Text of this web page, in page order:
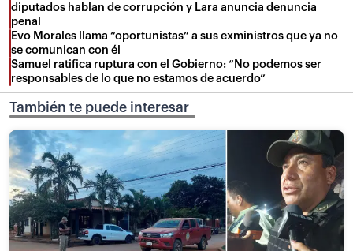
diputados hablan de corrupción y Lara anuncia denuncia
penal
Evo Morales llama “oportunistas” a sus exministros que ya no
se comunican con él
Samuel ratifica ruptura con el Gobierno: “No podemos ser
responsables de lo que no estamos de acuerdo”
También te puede interesar